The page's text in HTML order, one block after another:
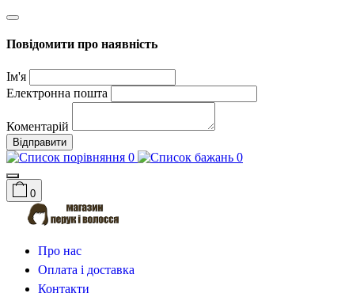
Повідомити про наявність
Ім'я
Електронна пошта
Коментарій
Відправити
0 0
0
Про нас
Оплата і доставка
Контакти